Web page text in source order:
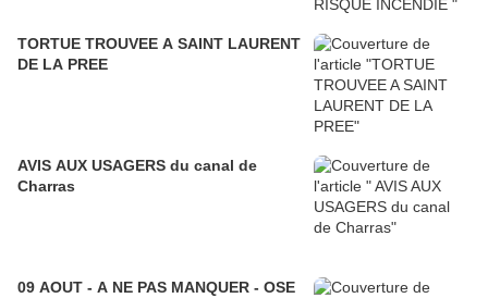
TORTUE TROUVEE A SAINT LAURENT
DE LA PREE
AVIS AUX USAGERS du canal de
Charras
09 AOUT - A NE PAS MANQUER - OSE